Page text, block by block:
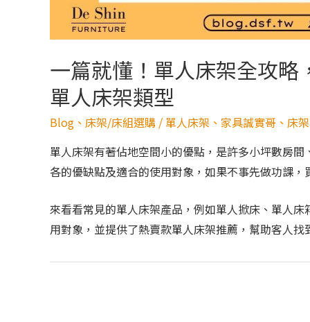
一篇就懂！單人床架全攻
單人床架類型
Blog 、 床架/床組選購 / 單人床架 、 家具誠實哥 、 床
單人床架有著佔地空間小的優點，是許多小坪數房
各的優缺點及適合的使用對象，如果不事先做功課，
來看看常見的單人床架產品，例如單人掀床、單人
用對象，並提供了熱賣款單人床架推薦，幫助客人